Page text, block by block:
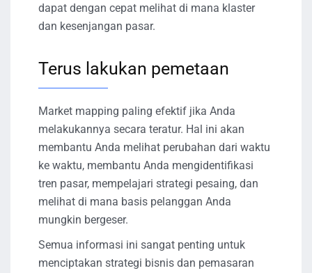
dapat dengan cepat melihat di mana klaster
dan kesenjangan pasar.
Terus lakukan pemetaan
Market mapping paling efektif jika Anda
melakukannya secara teratur. Hal ini akan
membantu Anda melihat perubahan dari waktu
ke waktu, membantu Anda mengidentifikasi
tren pasar, mempelajari strategi pesaing, dan
melihat di mana basis pelanggan Anda
mungkin bergeser.
Semua informasi ini sangat penting untuk
menciptakan strategi bisnis dan pemasaran